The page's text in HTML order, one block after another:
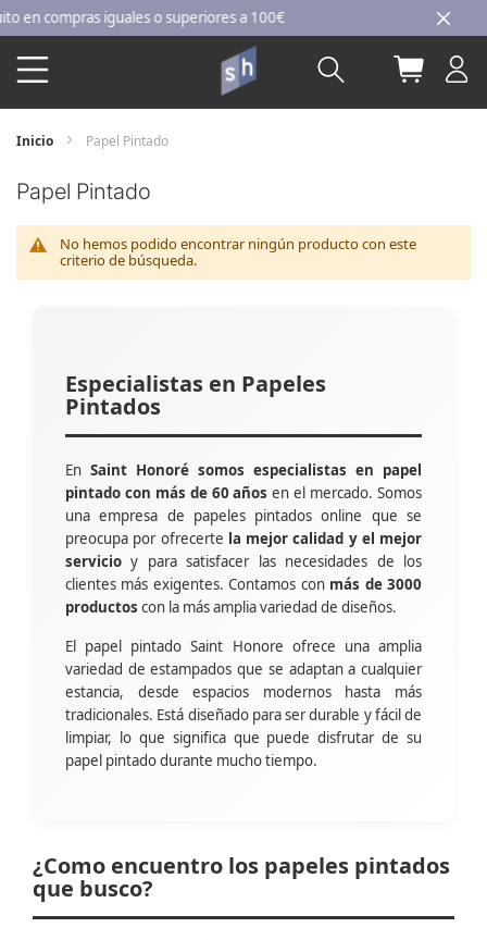
Ir
al
contenido
compras iguales o superiores a 100€
Buscar Mi
Inicio Papel Pintado
Papel Pintado
No hemos podido encontrar ningún producto con este
criterio de búsqueda.
Especialistas en Papeles
Pintados
En Saint Honoré somos especialistas en papel
pintado con más de 60 años en el mercado. Somos
una empresa de papeles pintados online que se
preocupa por ofrecerte la mejor calidad y el mejor
servicio y para satisfacer las necesidades de los
clientes más exigentes. Contamos con más de 3000
productos con la más amplia variedad de diseños.
El papel pintado Saint Honore ofrece una amplia
variedad de estampados que se adaptan a cualquier
estancia, desde espacios modernos hasta más
tradicionales. Está diseñado para ser durable y fácil de
limpiar, lo que significa que puede disfrutar de su
papel pintado durante mucho tiempo.
¿Como encuentro los papeles pintados
que busco?